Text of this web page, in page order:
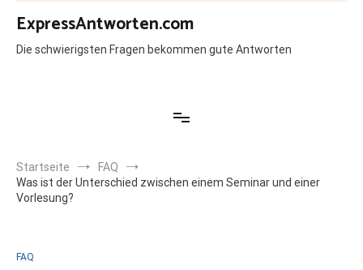
Zum
Inhalt
springen
ExpressAntworten.com
Die schwierigsten Fragen bekommen gute Antworten
Startseite
FAQ
Was ist der Unterschied zwischen einem Seminar und einer
Vorlesung?
FAQ